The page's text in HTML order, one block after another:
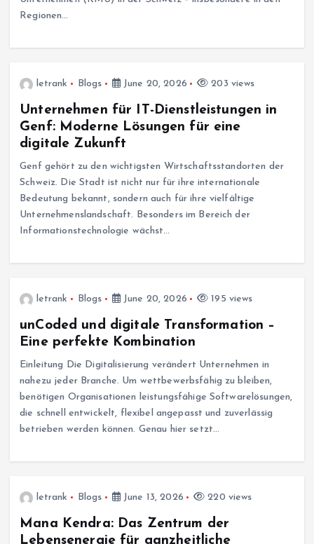
Regionen…
letrank Blogs June 20, 2026 203 views
Unternehmen für IT-Dienstleistungen in
Genf: Moderne Lösungen für eine
digitale Zukunft
Genf gehört zu den wichtigsten Wirtschaftsstandorten der
Schweiz. Die Stadt ist nicht nur für ihre internationale
Bedeutung bekannt, sondern auch für ihre vielfältige
Unternehmenslandschaft. Besonders im Bereich der
Informationstechnologie wächst…
letrank Blogs June 20, 2026 195 views
unCoded und digitale Transformation –
Eine perfekte Kombination
Einleitung Die Digitalisierung verändert Unternehmen in
nahezu jeder Branche. Um wettbewerbsfähig zu bleiben,
benötigen Organisationen leistungsfähige Softwarelösungen,
die schnell entwickelt, flexibel angepasst und zuverlässig
betrieben werden können. Genau hier setzt…
letrank Blogs June 13, 2026 220 views
Mana Kendra: Das Zentrum der
Lebensenergie für ganzheitliche